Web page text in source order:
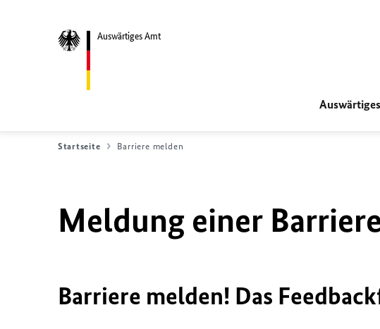
Auswärtiges Amt
Startseite Barriere melden
Meldung einer Barriere
Barriere melden! Das